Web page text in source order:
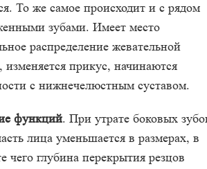
То же самое происходит и с рядом
зубами. Имеет место
распределение жевательной
изменяется прикус, начинаются
с нижнечелюстным суставом.
функций. При утрате боковых
лица уменьшается в размерах, в
чего глубина перекрытия резцов